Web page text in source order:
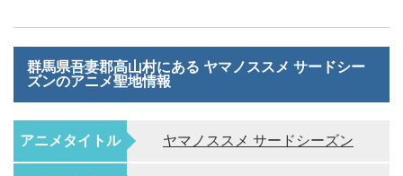
群馬県吾妻郡高山村にある ヤマノススメ サードシー
ズンのアニメ聖地情報
アニメタイトル ヤマノススメ サードシーズン